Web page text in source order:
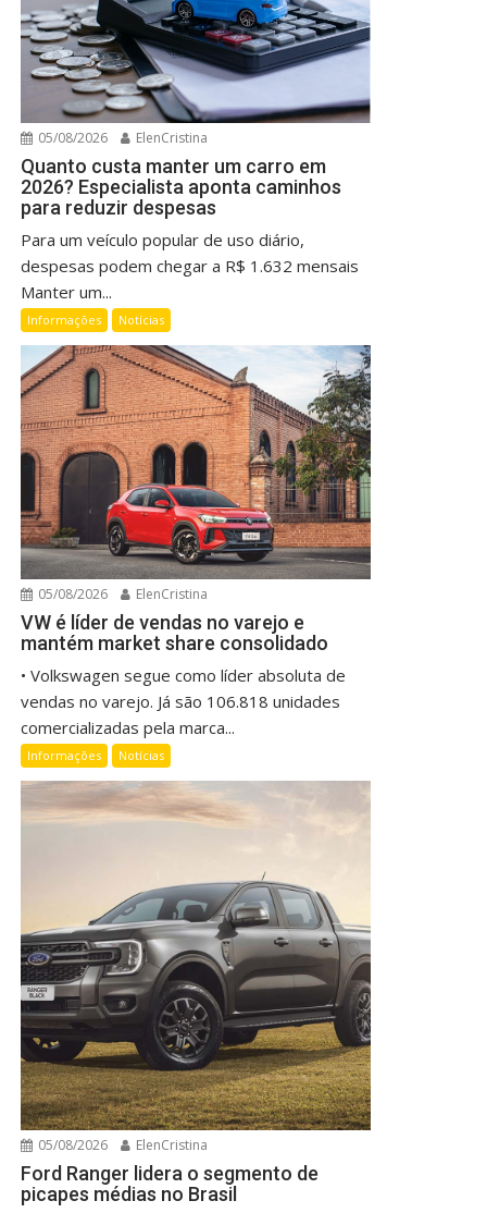
05/08/2026 ElenCristina
Quanto custa manter um carro em
2026? Especialista aponta caminhos
para reduzir despesas
Para um veículo popular de uso diário,
despesas podem chegar a R$ 1.632 mensais
Manter um...
Informações Notícias
05/08/2026 ElenCristina
VW é líder de vendas no varejo e
mantém market share consolidado
• Volkswagen segue como líder absoluta de
vendas no varejo. Já são 106.818 unidades
comercializadas pela marca...
Informações Notícias
05/08/2026 ElenCristina
Ford Ranger lidera o segmento de
picapes médias no Brasil